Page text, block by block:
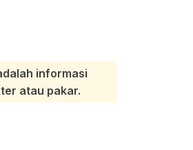
informasi
atau pakar.